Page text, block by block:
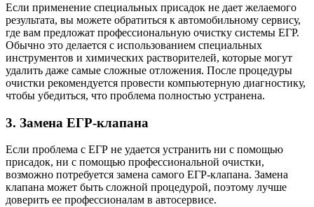
Если применение специальных присадок не дает желаемого
результата, вы можете обратиться к автомобильному сервису,
где вам предложат профессиональную очистку системы ЕГР.
Обычно это делается с использованием специальных
инструментов и химических растворителей, которые могут
удалить даже самые сложные отложения. После процедуры
очистки рекомендуется провести компьютерную диагностику,
чтобы убедиться, что проблема полностью устранена.
3. Замена ЕГР-клапана
Если проблема с ЕГР не удается устранить ни с помощью
присадок, ни с помощью профессиональной очистки,
возможно потребуется замена самого ЕГР-клапана. Замена
клапана может быть сложной процедурой, поэтому лучше
доверить ее профессионалам в автосервисе.